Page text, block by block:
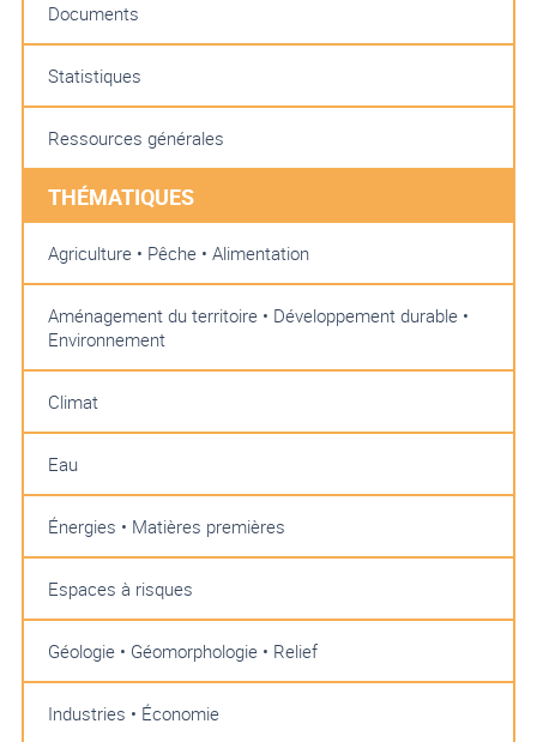
Documents
Statistiques
Ressources générales
THÉMATIQUES
Agriculture • Pêche • Alimentation
Aménagement du territoire • Développement durable •
Environnement
Climat
Eau
Énergies • Matières premières
Espaces à risques
Géologie • Géomorphologie • Relief
Industries • Économie